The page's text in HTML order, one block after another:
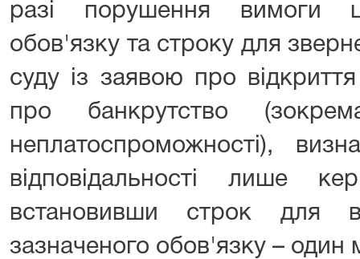
разі порушення вимоги
обов'язку та строку для
суду із заявою про
про банкрутство
неплатоспроможності),
відповідальності лише
встановивши строк для
зазначеного обов'язку – один